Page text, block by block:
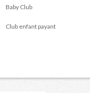
Baby Club
Club enfant payant